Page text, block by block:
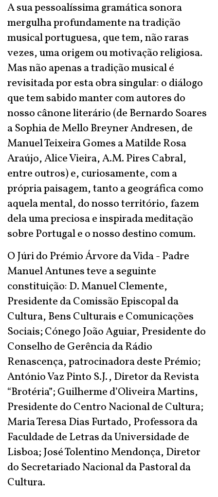
A sua pessoalíssima gramática sonora
mergulha profundamente na tradição
musical portuguesa, que tem, não raras
vezes, uma origem ou motivação religiosa.
Mas não apenas a tradição musical é
revisitada por esta obra singular: o diálogo
que tem sabido manter com autores do
nosso cânone literário (de Bernardo Soares
a Sophia de Mello Breyner Andresen, de
Manuel Teixeira Gomes a Matilde Rosa
Araújo, Alice Vieira, A.M. Pires Cabral,
entre outros) e, curiosamente, com a
própria paisagem, tanto a geográfica como
aquela mental, do nosso território, fazem
dela uma preciosa e inspirada meditação
sobre Portugal e o nosso destino comum.
O Júri do Prémio Árvore da Vida - Padre
Manuel Antunes teve a seguinte
constituição: D. Manuel Clemente,
Presidente da Comissão Episcopal da
Cultura, Bens Culturais e Comunicações
Sociais; Cónego João Aguiar, Presidente do
Conselho de Gerência da Rádio
Renascença, patrocinadora deste Prémio;
António Vaz Pinto S.J., Diretor da Revista
“Brotéria”; Guilherme d’Oliveira Martins,
Presidente do Centro Nacional de Cultura;
Maria Teresa Dias Furtado, Professora da
Faculdade de Letras da Universidade de
Lisboa; José Tolentino Mendonça, Diretor
do Secretariado Nacional da Pastoral da
Cultura.